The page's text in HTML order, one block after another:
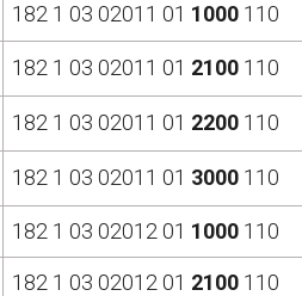
182 1 03 02011 01 1000 110
182 1 03 02011 01 2100 110
182 1 03 02011 01 2200 110
182 1 03 02011 01 3000 110
182 1 03 02012 01 1000 110
182 1 03 02012 01 2100 110